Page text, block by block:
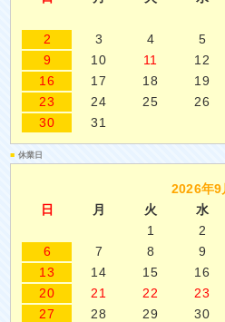
2
3 4 5
9
10 11 12
16
17 18 19
23
24 25 26
30
31
■ 休業日
2026年9
日
月 火 水
1
2
6
7 8 9
13
14 15 16
20
21 22 23
27
28 29 30